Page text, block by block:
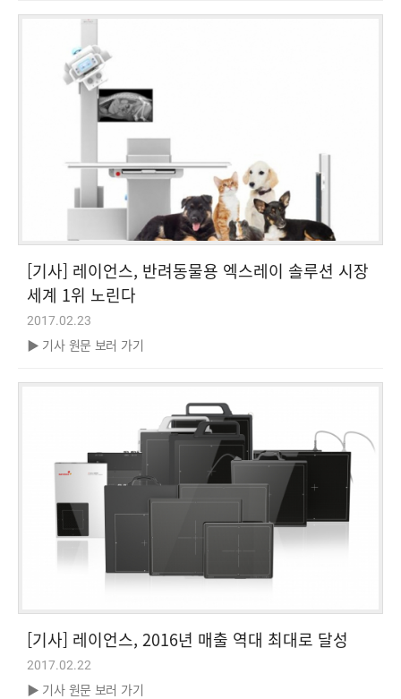
[기사] 레이언스, 반려동물용 엑스레이 솔루션 시장
세계 1위 노린다
2017.02.23
▶ 기사 원문 보러 가기
[기사] 레이언스, 2016년 매출 역대 최대로 달성
2017.02.22
▶ 기사 원문 보러 가기